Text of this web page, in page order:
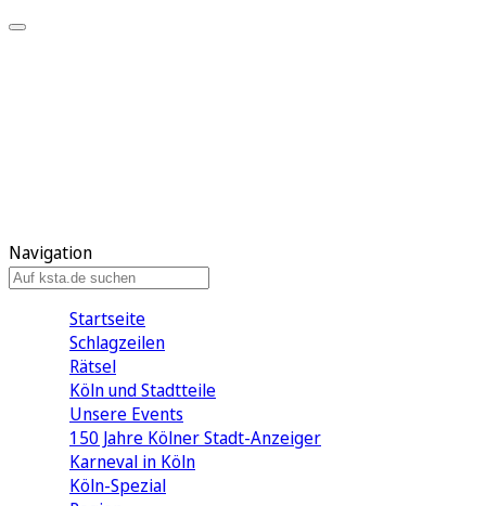
Navigation
Startseite
Schlagzeilen
Rätsel
Köln und Stadtteile
Unsere Events
150 Jahre Kölner Stadt-Anzeiger
Karneval in Köln
Köln-Spezial